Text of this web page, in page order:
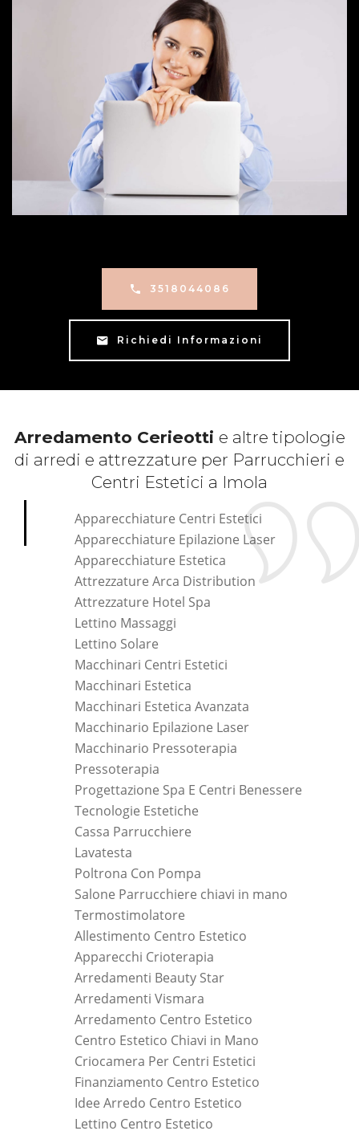
3518044086
Richiedi Informazioni
Arredamento Cerieotti e altre tipologie
di arredi e attrezzature per Parrucchieri e
Centri Estetici a Imola
Apparecchiature Centri Estetici
Apparecchiature Epilazione Laser
Apparecchiature Estetica
Attrezzature Arca Distribution
Attrezzature Hotel Spa
Lettino Massaggi
Lettino Solare
Macchinari Centri Estetici
Macchinari Estetica
Macchinari Estetica Avanzata
Macchinario Epilazione Laser
Macchinario Pressoterapia
Pressoterapia
Progettazione Spa E Centri Benessere
Tecnologie Estetiche
Cassa Parrucchiere
Lavatesta
Poltrona Con Pompa
Salone Parrucchiere chiavi in mano
Termostimolatore
Allestimento Centro Estetico
Apparecchi Crioterapia
Arredamenti Beauty Star
Arredamenti Vismara
Arredamento Centro Estetico
Centro Estetico Chiavi in Mano
Criocamera Per Centri Estetici
Finanziamento Centro Estetico
Idee Arredo Centro Estetico
Lettino Centro Estetico